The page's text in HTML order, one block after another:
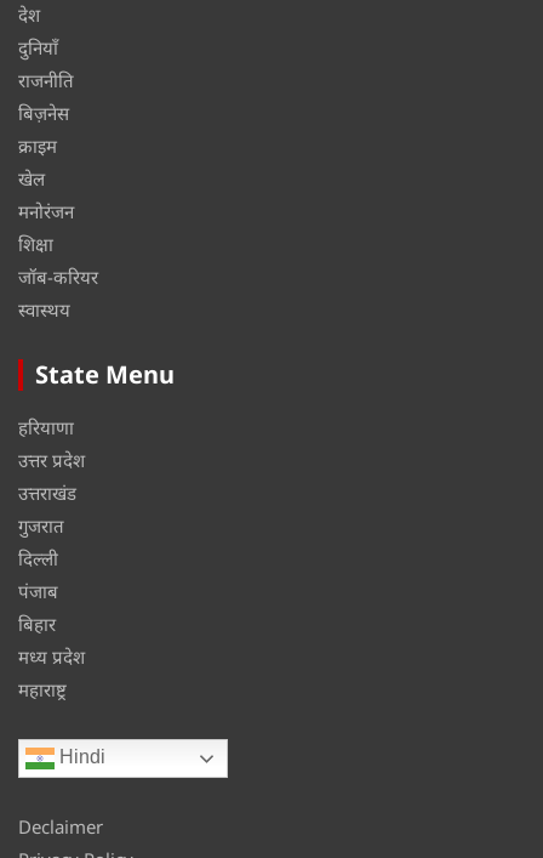
देश
दुनियाँ
राजनीति
बिज़नेस
क्राइम
खेल
मनोरंजन
शिक्षा
जॉब-करियर
स्वास्थय
State Menu
हरियाणा
उत्तर प्रदेश
उत्तराखंड
गुजरात
दिल्ली
पंजाब
बिहार
मध्य प्रदेश
महाराष्ट्र
Hindi
Declaimer